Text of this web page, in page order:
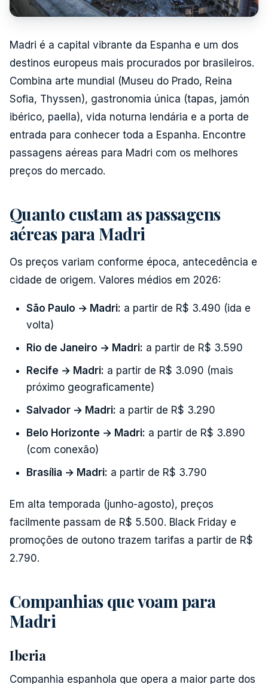
Madri é a capital vibrante da Espanha e um dos
destinos europeus mais procurados por brasileiros.
Combina arte mundial (Museu do Prado, Reina
Sofia, Thyssen), gastronomia única (tapas, jamón
ibérico, paella), vida noturna lendária e a porta de
entrada para conhecer toda a Espanha. Encontre
passagens aéreas para Madri com os melhores
preços do mercado.
Quanto custam as passagens
aéreas para Madri
Os preços variam conforme época, antecedência e
cidade de origem. Valores médios em 2026:
São Paulo → Madri: a partir de R$ 3.490 (ida e
volta)
Rio de Janeiro → Madri: a partir de R$ 3.590
Recife → Madri: a partir de R$ 3.090 (mais
próximo geograficamente)
Salvador → Madri: a partir de R$ 3.290
Belo Horizonte → Madri: a partir de R$ 3.890
(com conexão)
Brasília → Madri: a partir de R$ 3.790
Em alta temporada (junho-agosto), preços
facilmente passam de R$ 5.500. Black Friday e
promoções de outono trazem tarifas a partir de R$
2.790.
Companhias que voam para
Madri
Iberia
Companhia espanhola que opera a maior parte dos